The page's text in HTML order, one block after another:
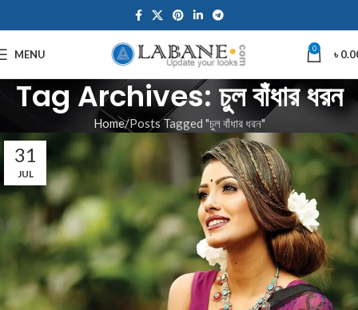
MENU 0 ৳
Tag Archives: চুল বাঁধার ধরন
Home Posts Tagged "চুল বাঁধার ধরন"
31
JUL